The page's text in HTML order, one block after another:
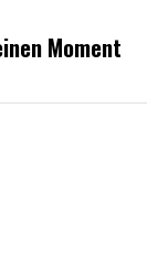
Moment